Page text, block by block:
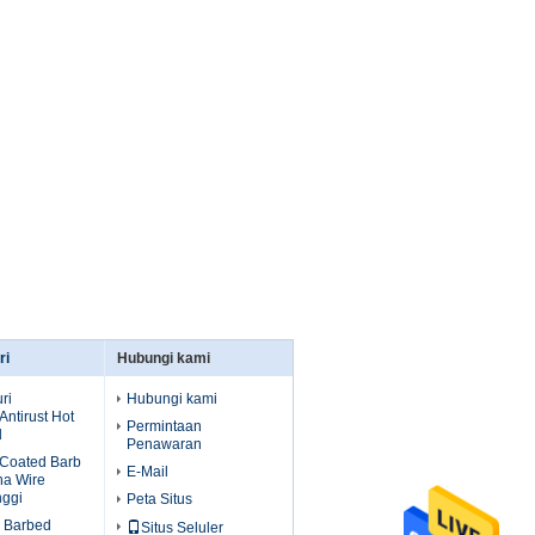
Hot
Barb
Wire
Hubungi kami
Hubungi kami
Permintaan
Penawaran
E-Mail
Peta Situs
Situs Seluler